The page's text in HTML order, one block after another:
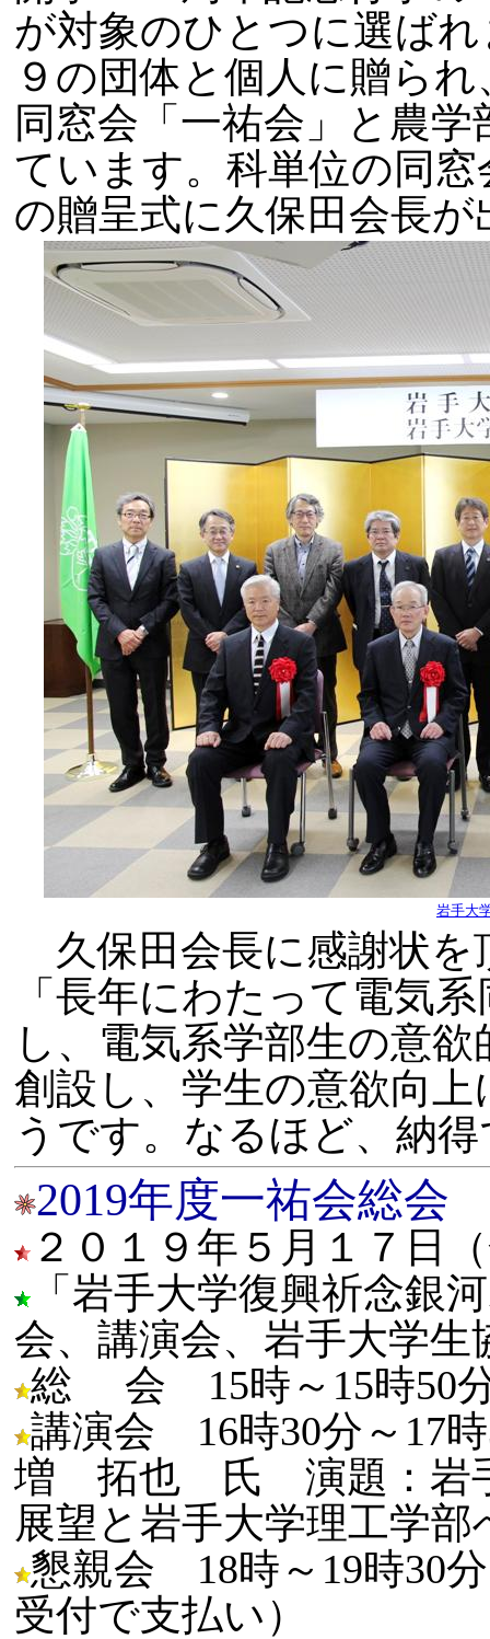
が対象のひとつに選ば
９の団体と個人に贈ら
同窓会「一祐会」と農
ています。科単位の同
の贈呈式に久保田会長
岩手大
久保田会長に感謝状を
「長年にわたって電気
し、電気系学部生の意
創設し、学生の意欲向
うです。なるほど、納
2019年度一祐会総会
２０１９年５月１７日
「岩手大学復興祈念銀
会、講演会、岩手大学
総 会 15時～15時50
講演会 16時30分～17
増 拓也 氏 演題：岩手
展望と岩手大学理工学部
懇親会 18時～19時
受付で支払い）